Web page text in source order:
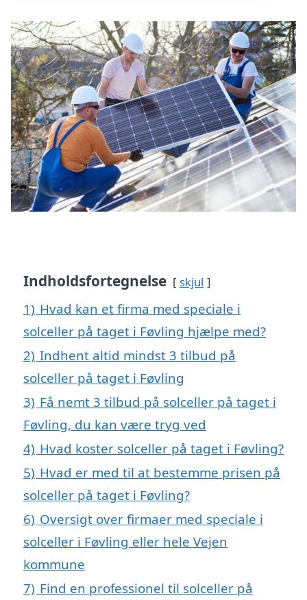
Indholdsfortegnelse skjul
1) Hvad kan et firma med speciale i
solceller på taget i Føvling hjælpe med?
2) Indhent altid mindst 3 tilbud på
solceller på taget i Føvling
3) Få nemt 3 tilbud på solceller på taget i
Føvling, du kan være tryg ved
4) Hvad koster solceller på taget i Føvling?
5) Hvad er med til at bestemme prisen på
solceller på taget i Føvling?
6) Oversigt over firmaer med speciale i
solceller i Føvling eller hele Vejen
kommune
7) Find en professionel til solceller på